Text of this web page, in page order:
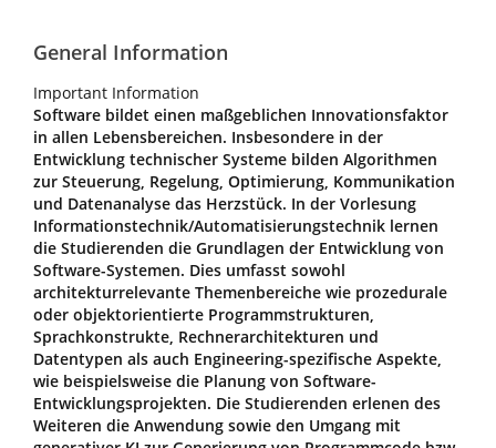
General Information
Important Information
Software bildet einen maßgeblichen Innovationsfaktor
in allen Lebensbereichen. Insbesondere in der
Entwicklung technischer Systeme bilden Algorithmen
zur Steuerung, Regelung, Optimierung, Kommunikation
und Datenanalyse das Herzstück. In der Vorlesung
Informationstechnik/Automatisierungstechnik lernen
die Studierenden die Grundlagen der Entwicklung von
Software-Systemen. Dies umfasst sowohl
architekturrelevante Themenbereiche wie prozedurale
oder objektorientierte Programmstrukturen,
Sprachkonstrukte, Rechnerarchitekturen und
Datentypen als auch Engineering-spezifische Aspekte,
wie beispielsweise die Planung von Software-
Entwicklungsprojekten. Die Studierenden erlenen des
Weiteren die Anwendung sowie den Umgang mit